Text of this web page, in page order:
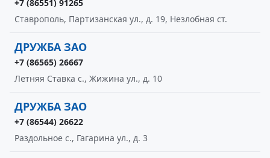
+7 (86551) 91265
Ставрополь, Партизанская ул., д. 19, Незлобная ст.
ДРУЖБА ЗАО
+7 (86565) 26667
Летняя Ставка с., Жижина ул., д. 10
ДРУЖБА ЗАО
+7 (86544) 26622
Раздольное с., Гагарина ул., д. 3